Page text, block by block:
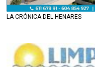
LA CRÓNICA DEL HENARES